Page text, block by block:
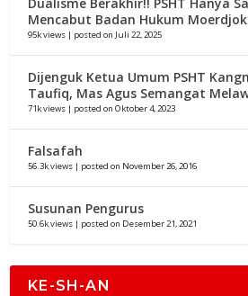
Mencabut Badan Hukum
95k views | posted on Juli 22, 2025
Dijenguk Ketua Umum PSHT
Taufiq, Mas Agus Semangat
71k views | posted on Oktober 4, 2023
Falsafah
56.3k views | posted on November 26, 2016
Susunan Pengurus
50.6k views | posted on Desember 21, 2021
KE-SH-AN